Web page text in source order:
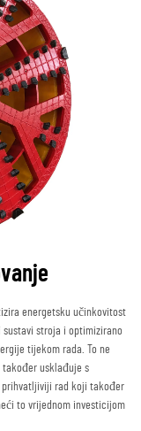
energetsku učinkovitost
sustavi stroja i optimizirano
tijekom rada. To ne
također usklađuje s
prihvatljiviji rad koji također
to vrijednom investicijom